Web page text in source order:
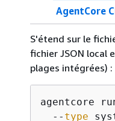
AgentCore
S'étend sur le
fichier JSON local
plages intégrées) :
agentcore
  --
type